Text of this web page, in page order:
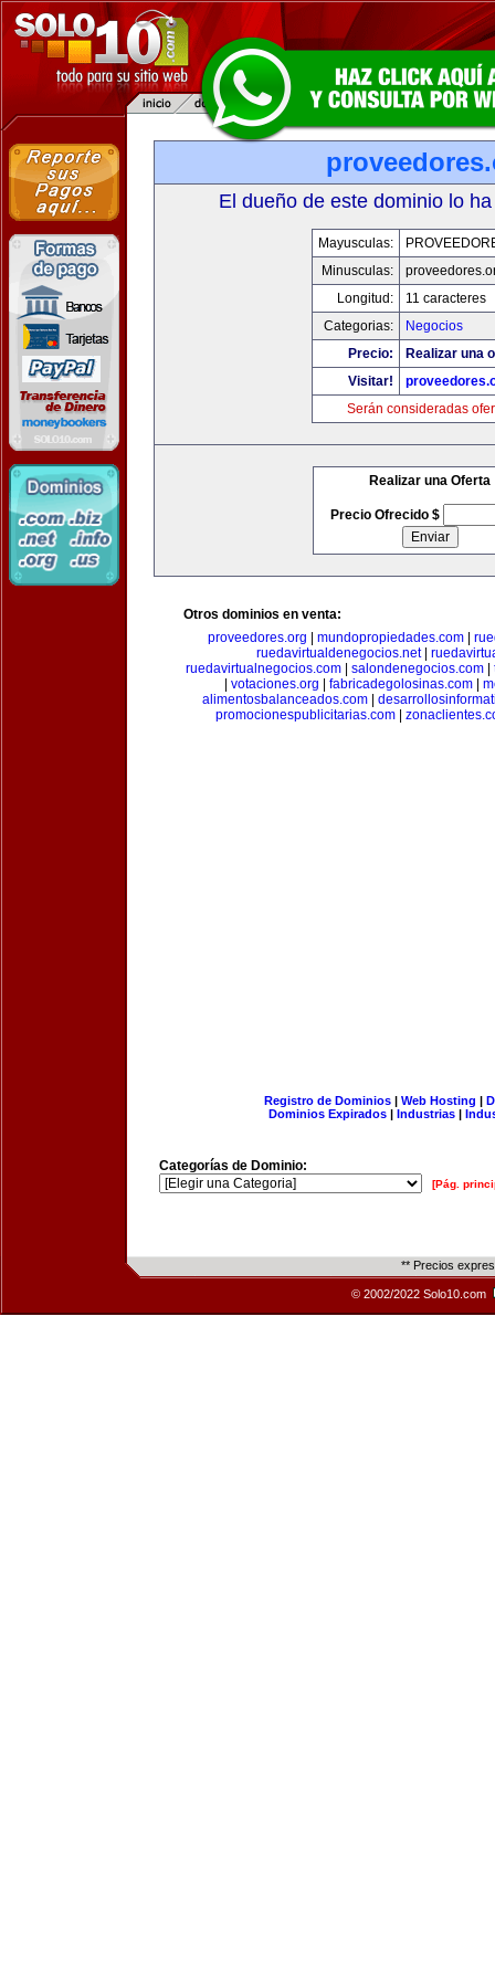
El dueño de este dominio lo
Mayusculas:
Minusculas:
Longitud:
11 caracteres
Categorias:
Negocios
Precio:
Realizar una
Visitar!
Serán consideradas
Realizar una Oferta
Precio Ofrecido $
Otros dominios en venta:
proveedores.org
mundopropiedades.com
ruedavirtualdenegocios.net|
ruedavirtualnegocios.com| salondenegocios.com|
votaciones.org fabricadegolosinas.com
alimentosbalanceados.com
promocionespublicitarias.com|
Registro de Dominios| Web Hosting |
Dominios Expirados | Industrias |
Categorías de Dominio:
[Pág.
** Precios
© 2002/2022 Solo10.com